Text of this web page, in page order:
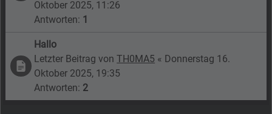
Oktober 2025, 11:26
Antworten: 1
Hallo
Letzter Beitrag vonTH0MA5 « Donnerstag 16.
Oktober 2025, 19:35
Antworten: 2